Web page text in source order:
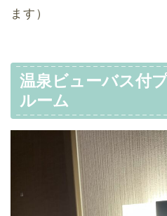
ます）
温泉ビューバス付
ルーム